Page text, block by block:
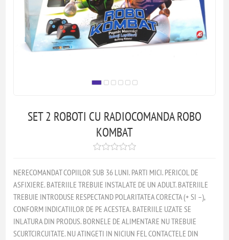
SET 2 ROBOTI CU RADIOCOMANDA ROBO
KOMBAT
NERECOMANDAT COPIILOR SUB 36 LUNI. PARTI MICI. PERICOL DE
ASFIXIERE. BATERIILE TREBUIE INSTALATE DE UN ADULT. BATERIILE
TREBUIE INTRODUSE RESPECTAND POLARITATEA CORECTA (+ SI –),
CONFORM INDICATIILOR DE PE ACESTEA. BATERIILE UZATE SE
INLATURA DIN PRODUS. BORNELE DE ALIMENTARE NU TREBUIE
SCURTCIRCUITATE. NU ATINGETI IN NICIUN FEL CONTACTELE DIN